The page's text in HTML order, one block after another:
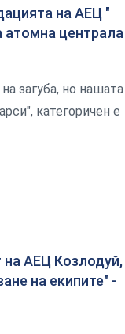
на АЕЦ "
атомна централа
загуба, но
категоричен е
на АЕЦ Козлодуй,
на екипите" -